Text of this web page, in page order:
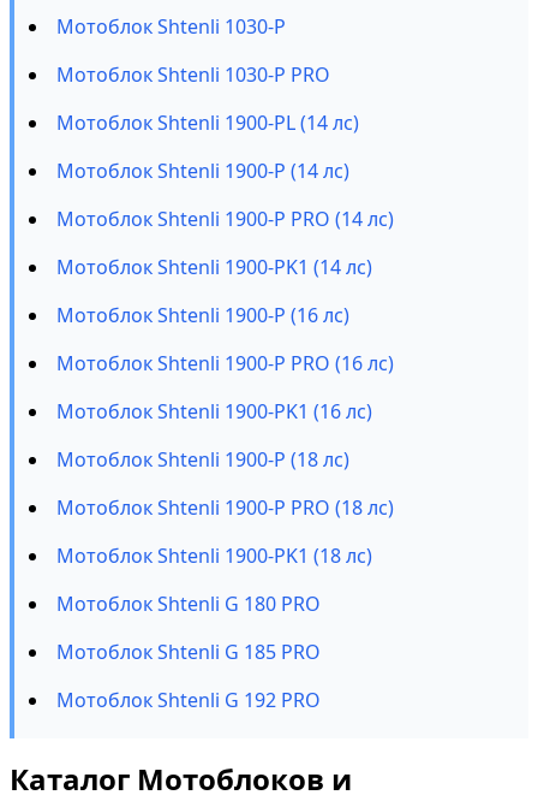
Мотоблок Shtenli 1030-P
Мотоблок Shtenli 1030-P PRO
Мотоблок Shtenli 1900-PL (14 лс)
Мотоблок Shtenli 1900-P (14 лс)
Мотоблок Shtenli 1900-P PRO (14 лс)
Мотоблок Shtenli 1900-PK1 (14 лс)
Мотоблок Shtenli 1900-P (16 лс)
Мотоблок Shtenli 1900-P PRO (16 лс)
Мотоблок Shtenli 1900-PK1 (16 лс)
Мотоблок Shtenli 1900-P (18 лс)
Мотоблок Shtenli 1900-P PRO (18 лс)
Мотоблок Shtenli 1900-PK1 (18 лс)
Мотоблок Shtenli G 180 PRO
Мотоблок Shtenli G 185 PRO
Мотоблок Shtenli G 192 PRO
Каталог Мотоблоков и